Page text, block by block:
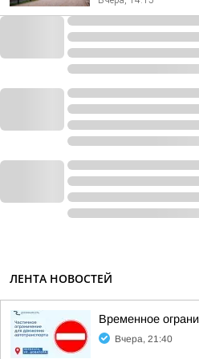
ЛЕНТА НОВОСТЕЙ
Временное
Вчера, 21:40